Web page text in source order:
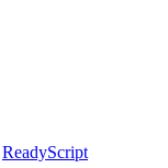
ReadyScript